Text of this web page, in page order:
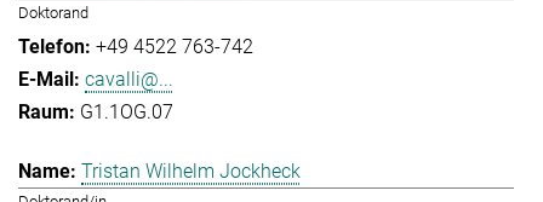
Doktorand
+49 4522 763-742
cavalli@...
G1.1OG.07
Tristan Wilhelm Jockheck